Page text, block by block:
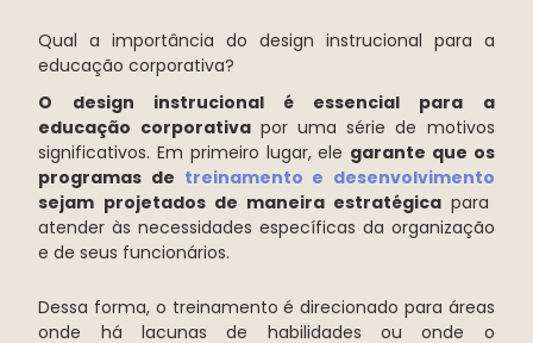
Qual a importância do design instrucional para a
educação corporativa?
O design instrucional é essencial para a
educação corporativapor uma série de motivos
significativos. Em primeiro lugar, ele garante que os
programas de treinamento e desenvolvimento
sejam projetados de maneira estratégica para
atender às necessidades específicas da organização
e de seus funcionários.
Dessa forma, o treinamento é direcionado para áreas
onde há lacunas de habilidades ou onde o